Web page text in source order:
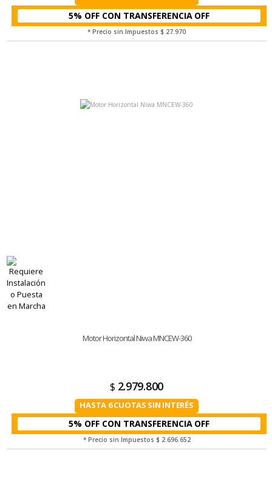
5% OFF CON TRANSFERENCIA
* Precio sin Impuestos $ 27.970
Motor Horizontal Niwa MNCEW-360
$ 2.979.800
HASTA 6 CUOTAS SIN INTERÉS
5% OFF CON TRANSFERENCIA
* Precio sin Impuestos $ 2.696.652